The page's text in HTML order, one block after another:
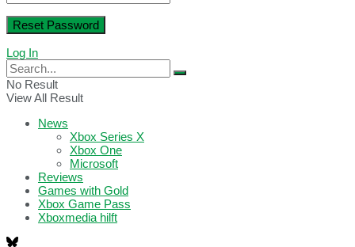
Log In
No Result
View All Result
News
Xbox Series X
Xbox One
Microsoft
Reviews
Games with Gold
Xbox Game Pass
Xboxmedia hilft